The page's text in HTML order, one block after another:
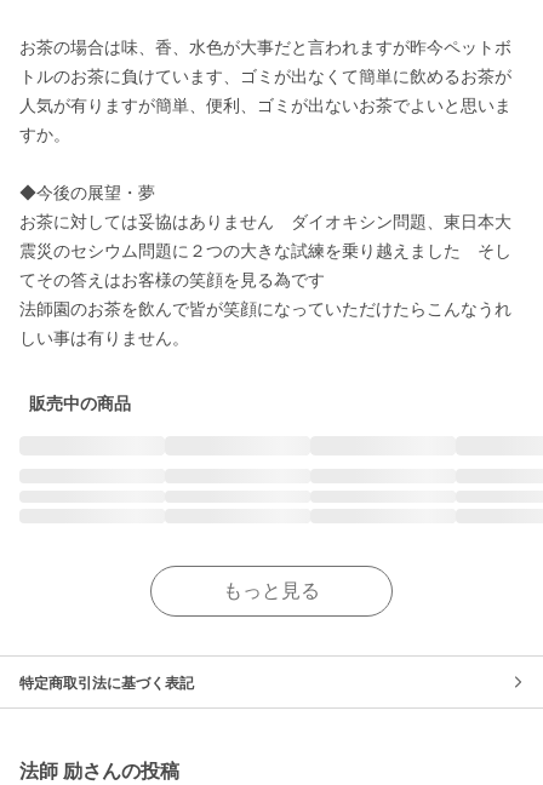
お茶の場合は味、香、水色が大事だと言われますが昨今ペットボ
トルのお茶に負けています、ゴミが出なくて簡単に飲めるお茶が
人気が有りますが簡単、便利、ゴミが出ないお茶でよいと思いま
すか。
◆今後の展望・夢
お茶に対しては妥協はありません　ダイオキシン問題、東日本大
震災のセシウム問題に２つの大きな試練を乗り越えました　そし
てその答えはお客様の笑顔を見る為です
法師園のお茶を飲んで皆が笑顔になっていただけたらこんなうれ
しい事は有りません。
販売中の商品
もっと見る
特定商取引法に基づく表記
法師 励さんの投稿